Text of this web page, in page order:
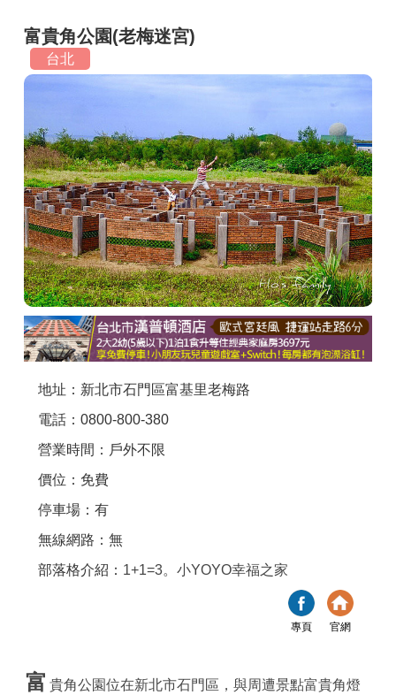
最新留言
推薦景點
討論區
聯絡我們
APP下載
富貴角公園(老梅迷宮)
台北
地址：新北市石門區富基里老梅路
電話：0800-800-380
營業時間：戶外不限
價位：免費
停車場：有
無線網路：無
部落格介紹： 1+1=3。小YOYO幸福之家
專頁 官網
富 貴角公園位在新北市石門區，與周遭景點富貴角燈